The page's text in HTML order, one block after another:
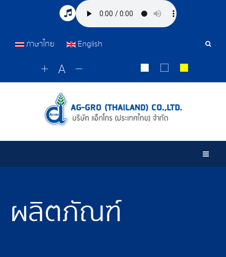
เครื่อ
ภาษาไทย English
ผลิตภัณฑ์